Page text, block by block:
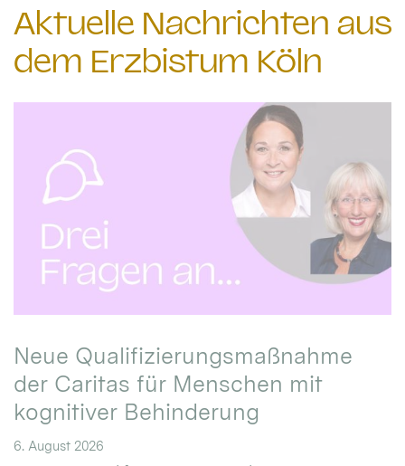
Aktuelle Nachrichten aus
dem Erzbistum Köln
Neue Qualifizierungsmaßnahme
der Caritas für Menschen mit
kognitiver Behinderung
6. August 2026